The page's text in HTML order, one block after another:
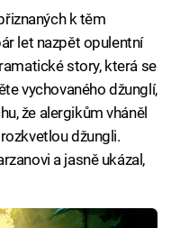
k těm
let nazpět opulentní
story, která se
vychovaného džunglí,
že alergikům vháněl
džungli.
a jasně ukázal,